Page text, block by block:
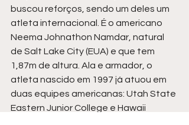
buscou reforços, sendo um deles um
atleta internacional. É o americano
Neema Johnathon Namdar, natural
de Salt Lake City (EUA) e que tem
1,87m de altura. Ala e armador, o
atleta nascido em 1997 já atuou em
duas equipes americanas: Utah State
Eastern Junior College e Hawaii